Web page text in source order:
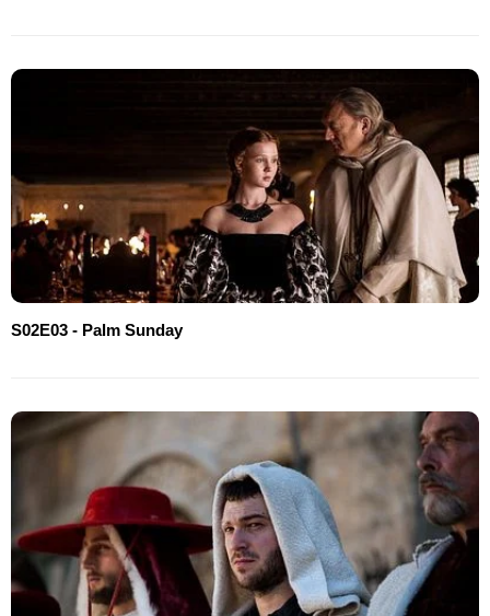
S02E03 - Palm Sunday